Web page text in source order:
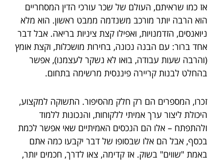
אז כמו שראיתם, העולם של שכר עורכי הדין המסחריים
הוא הרבה יותר מורכב משנדמה ממבט ראשון. הוא מלא
ניואנסים, הזדמנויות, ואפילו קצת ציניות בריאה. אבל דבר
אחד ברור: עם הבנה נכונה, בחירות מושכלות, וקצת אומץ
(והרבה שעות עבודה, בואו לא נשקר לעצמנו), אפשר
בהחלט לבנות קריירה פיננסית מרשימה בתחום.
זכרו, המספרים הם רק חלק מהסיפור. התשוקה למקצוע,
היכולת ליצור ערך אמיתי ללקוחות, והנכונות ללמוד
ולהתפתח – אלו הם הנכסים האמיתיים שאי אפשר לכמת
בכסף, אבל הם אלו שבסופו של דבר יקבעו כמה אתם
באמת "שווים" בשוק. אז קדימה, צאו לדרך, חכמים יותר,